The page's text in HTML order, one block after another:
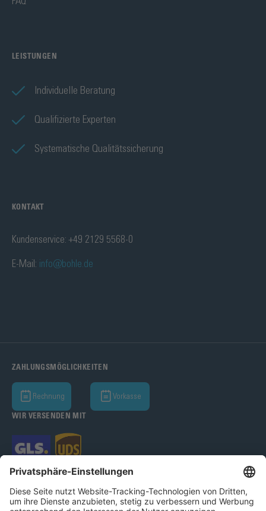
LEISTUNGEN
Individuelle Beratung
Qualifizierte Experten
Systematische Qualitätssicherung
KONTAKT
Kundenservice: +49 2129 5568-0
E-Mail: info@bohle.de
ZAHLUNGSMÖGLICHKEITEN
Rechnung Vorkasse
WIR VERSENDEN MIT